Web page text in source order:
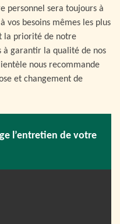
personnel sera toujours à
vos besoins mêmes les plus
la priorité de notre
à garantir la qualité de nos
nous recommande
et changement de
l’entretien de votre